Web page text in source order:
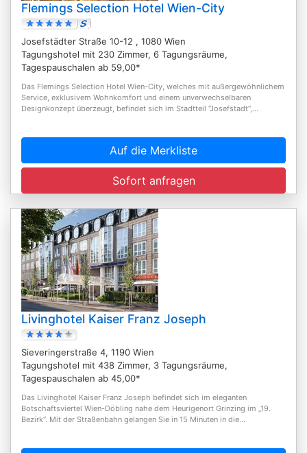
Flemings Selection Hotel Wien-City
Josefstädter Straße 10-12 , 1080 Wien
Tagungshotel mit 230 Zimmer, 6 Tagungsräume,
Tagespauschalen ab 59,00*
Das Flemings Selection Hotel Wien-City, welches mit außergewöhnlichem
Service, exklusivem Wohnkomfort und einem unverwechselbaren
Designkonzept überzeugt, befindet sich im Stadtteil “Josefstadt“,...
Auf die Merkliste
Sofort anfragen
Livinghotel Kaiser Franz Joseph
Sieveringerstraße 4, 1190 Wien
Tagungshotel mit 438 Zimmer, 3 Tagungsräume,
Tagespauschalen ab 45,00*
Das Livinghotel Kaiser Franz Joseph befindet sich im eleganten
Botschaftsviertel Wien-Döbling nahe dem Heurigenort Grinzing im „19.
Bezirk“. Mit der Straßenbahn gelangen Sie in 15 Minuten in die...